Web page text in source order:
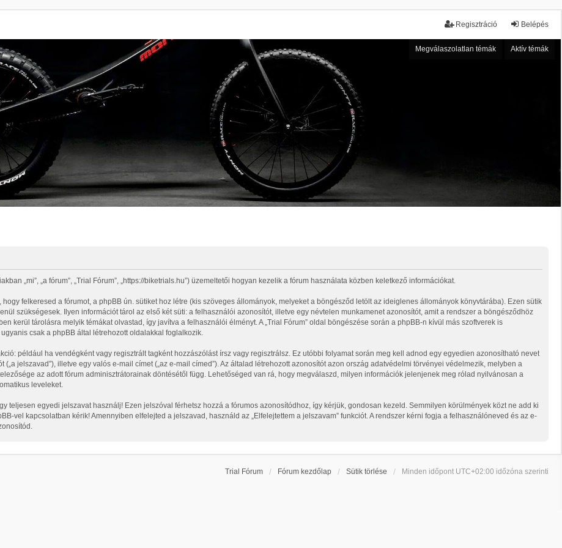
Belépés
Regisztráció
Megválaszolatlan témák Aktív témák
„mi”, „a fórum”, „Trial Fórum”, „https://biketrials.hu”) üzemeltetői hogyan kezelik a fórum használata közben keletkező információkat.
felkeresed a fórumot, a phpBB ún. sütiket hoz létre (kis szöveges állományok, melyeket a böngésződ letölt az ideiglenes állományok könyvtárába). Ezen sütik
szükségesek. Ilyen információt tárol az első két süti: a felhasználói azonosítót, illetve egy névtelen munkamenet azonosítót, amit a rendszer a böngésződhöz
kerül tárolásra melyik témákat olvastad, így javítva a felhasználói élményt. A „Trial Fórum” oldal böngészése során a phpBB-n kívül más szoftverek is
csak a phpBB által létrehozott oldalakkal foglalkozik.
például ha vendégként vagy regisztrált tagként hozzászólást írsz vagy regisztrálsz. Ez utóbbi folyamat során meg kell adnod egy egyedien azonosítható nevet
jelszavad”), illetve egy valós e-mail címet („az e-mail címed”). Az általad létrehozott azonosítót azon ország adatvédelmi törvényei védelmezik, melyben a
az adott fórum adminisztrátorainak döntésétől függ. Lehetőséged van rá, hogy megválaszd, milyen információk jelenjenek meg rólad nyilvánosan a
leveleket.
teljesen egyedi jelszavat használj! Ezen jelszóval férhetsz hozzá a fórumos azonosítódhoz, így kérjük, gondosan kezeld. Semmilyen körülmények közt ne add ki
vel kapcsolatban kérik! Amennyiben elfelejted a jelszavad, használd az „Elfelejtettem a jelszavam” funkciót. A rendszer kérni fogja a felhasználóneved és az e-
Trial Fórum Fórum kezdőlap Sütik törlése Minden időpont UTC+02:00 időzóna szerinti